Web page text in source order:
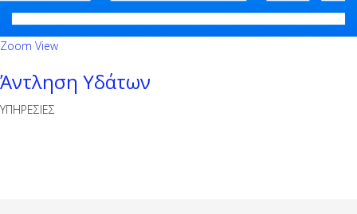
Zoom View
Άντληση Υδάτων
ΥΠΗΡΕΣΙΕΣ